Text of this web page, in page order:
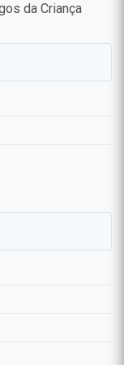
da Criança